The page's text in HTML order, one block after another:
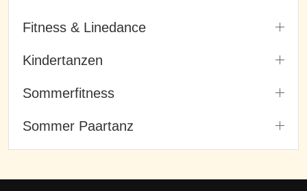
Fitness & Linedance
Kindertanzen
Sommerfitness
Sommer Paartanz